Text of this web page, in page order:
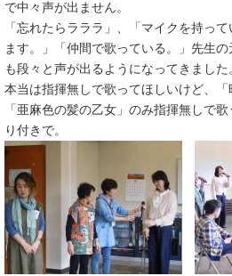
で中々声が出ません。
「忘れたらラララ」、「マイクを持っ
ます。」「仲間で歌っている。」先生
も段々と声が出るようになってきました
本当は指揮無しで歌ってほしいけど、
「亜麻色の髪の乙女」のみ指揮無しで
り付きで。